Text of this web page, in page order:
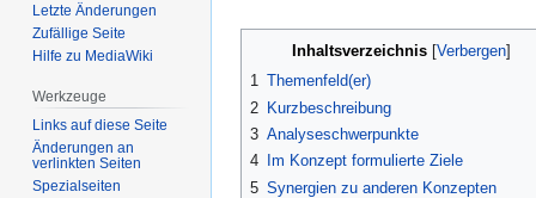
springen
springen
Inhaltsverzeichnis
1 Themenfeld(er)
2 Kurzbeschreibung
3 Analyseschwerpunkte
4
Im Konzept formulierte Ziele
5 Synergien zu anderen Konzepten
Letzte Änderungen
Zufällige Seite
Hilfe zu MediaWiki
Werkzeuge
Links auf diese Seite
Änderungen an
verlinkten Seiten
Spezialseiten